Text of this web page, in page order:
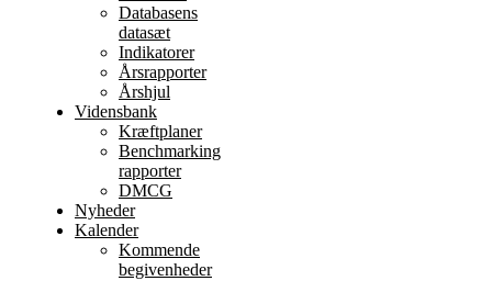
Databasens
datasæt
Indikatorer
Årsrapporter
Årshjul
Vidensbank
Kræftplaner
Benchmarking
rapporter
DMCG
Nyheder
Kalender
Kommende
begivenheder